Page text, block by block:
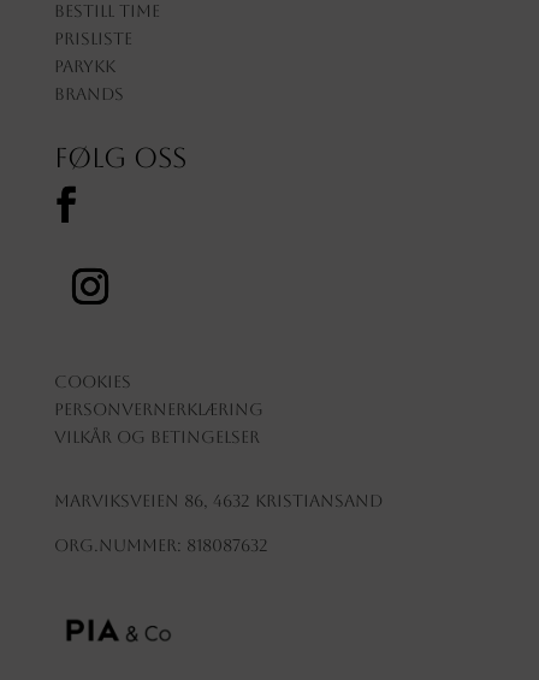
Bestill time
Prisliste
Parykk
Brands
Følg oss
Cookies
Personvernerklæring
Vilkår og betingelser
Marviksveien 86, 4632 Kristiansand
Org.nummer: 818087632